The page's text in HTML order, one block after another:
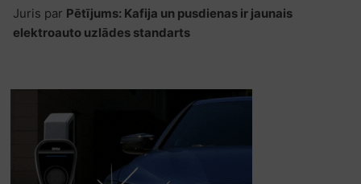
Juris par Pētījums: Kafija un pusdienas ir jaunais
elektroauto uzlādes standarts